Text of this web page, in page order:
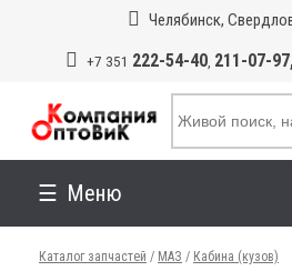
Челябинск,
+7 351 222-54-40, 211-07-
Меню
Каталог запчастей / МАЗ / Кабина (кузов)